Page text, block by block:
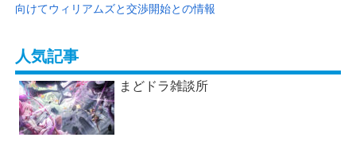
向けてウィリアムズと交渉開始との情報
人気記事
まどドラ雑談所